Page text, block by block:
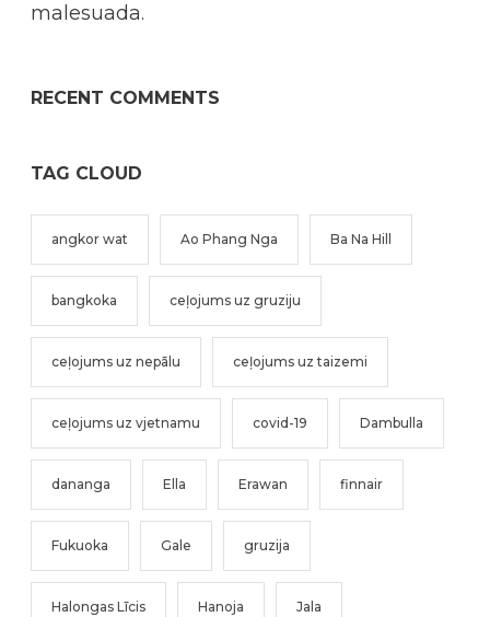
malesuada.
RECENT COMMENTS
TAG CLOUD
angkor wat Ao Phang Nga Ba Na Hill
bangkoka ceļojums uz gruziju
ceļojums uz nepālu ceļojums uz taizemi
ceļojums uz vjetnamu covid-19 Dambulla
dananga Ella Erawan finnair
Fukuoka Gale gruzija
Halongas Līcis Hanoja Jala